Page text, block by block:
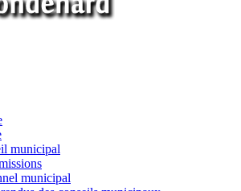
municipal
municipal